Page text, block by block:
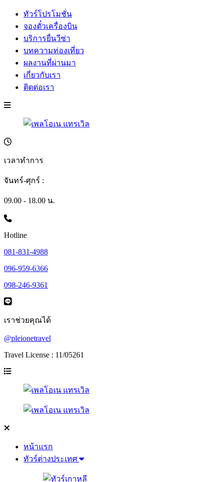
ทัวร์โปรโมชั่น
จองตั๋วเครื่องบิน
บริการยื่นวีซ่า
บทความท่องเที่ยว
ผลงานที่ผ่านมา
เกี่ยวกับเรา
ติดต่อเรา
เวลาทำการ
จันทร์-ศุกร์ :
09.00 - 18.00 น.
Hotline
081-831-4988
096-959-6366
098-246-9361
เราช่วยคุณได้
@pleionetravel
Travel License : 11/05261
หน้าแรก
ทัวร์ต่างประเทศ